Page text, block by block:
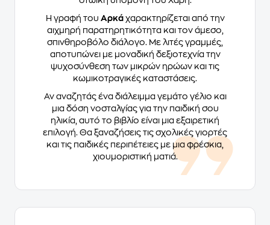
Η γραφή του Αρκάχαρακτηρίζεται από την
αιχμηρή παρατηρητικότητα και τον άμεσο,
σπινθηροβόλο διάλογο. Με λιτές γραμμές,
αποτυπώνει με μοναδική δεξιοτεχνία την
ψυχοσύνθεση των μικρών ηρώων και τις
κωμικοτραγικές καταστάσεις.
Αν αναζητάς ένα διάλειμμα γεμάτο γέλιο και
μια δόση νοσταλγίας για την παιδική σου
ηλικία, αυτό το βιβλίο είναι μια εξαιρετική
επιλογή. Θα ξαναζήσεις τις σχολικές γιορτές
και τις παιδικές περιπέτειες με μια φρέσκια,
χιουμοριστική ματιά.